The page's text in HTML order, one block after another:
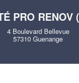
PRO RENOV
4 Boulevard Bellevue
57310 Guenange
En savoir